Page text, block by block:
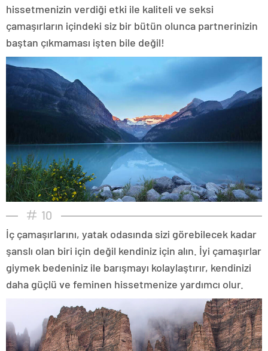
hissetmenizin verdiği etki ile kaliteli ve seksi
çamaşırların içindeki siz bir bütün olunca partnerinizin
baştan çıkmaması işten bile değil!
10
İç çamaşırlarını, yatak odasında sizi görebilecek kadar
şanslı olan biri için değil kendiniz için alın. İyi çamaşırlar
giymek bedeniniz ile barışmayı kolaylaştırır, kendinizi
daha güçlü ve feminen hissetmenize yardımcı olur.